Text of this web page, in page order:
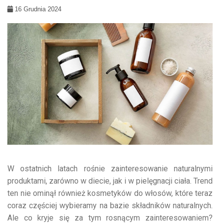
16 Grudnia 2024
W ostatnich latach rośnie zainteresowanie naturalnymi
produktami, zarówno w diecie, jak i w pielęgnacji ciała. Trend
ten nie ominął również kosmetyków do włosów, które teraz
coraz częściej wybieramy na bazie składników naturalnych.
Ale co kryje się za tym rosnącym zainteresowaniem?